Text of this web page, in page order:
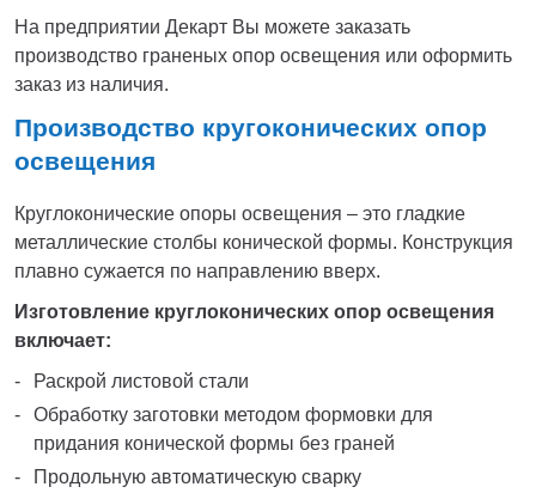
На предприятии Декарт Вы можете заказать
производство граненых опор освещения или оформить
заказ из наличия.
Производство кругоконических опор
освещения
Круглоконические опоры освещения – это гладкие
металлические столбы конической формы. Конструкция
плавно сужается по направлению вверх.
Изготовление круглоконических опор освещения
включает:
Раскрой листовой стали
Обработку заготовки методом формовки для
придания конической формы без граней
Продольную автоматическую сварку